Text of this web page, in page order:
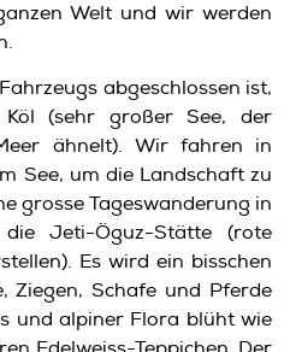
Welt und wir werden
abgeschlossen ist,
(sehr großer See, der
ähnelt). Wir fahren in
See, um die Landschaft zu
grosse Tageswanderung in
Jeti-Öguz-Stätte (rote
Es wird ein bisschen
Ziegen, Schafe und Pferde
und alpiner Flora blüht wie